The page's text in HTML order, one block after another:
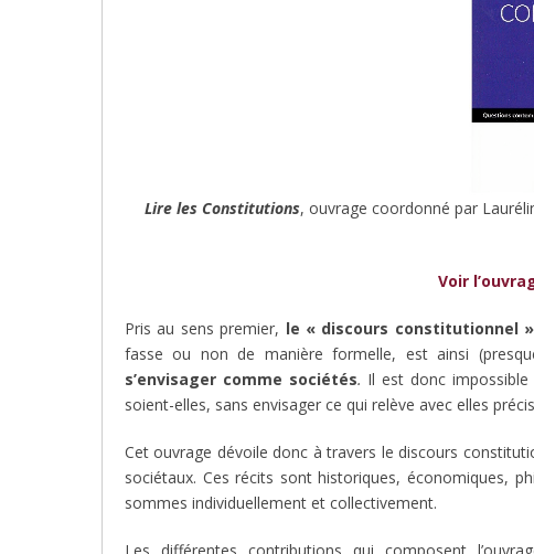
Lire les Constitutions, ouvrage coordonné par
Voir
Pris au sens premier, le « discours constitutionnel
fasse ou non de manière formelle, est ainsi
s’envisager comme sociétés. Il est donc
soient-elles, sans envisager ce qui relève avec elles
Cet ouvrage dévoile donc à travers le discours
sociétaux. Ces récits sont historiques, économiques,
sommes individuellement et collectivement.